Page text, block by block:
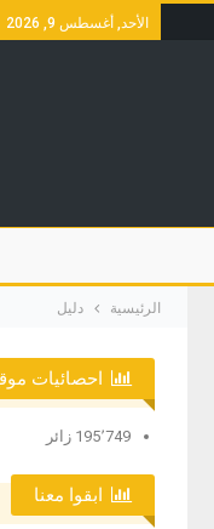
الأحد, أغسطس 9, 2026
الرئيسية دليل
احصائيات
195٬749 زائر
ابقوا معنا